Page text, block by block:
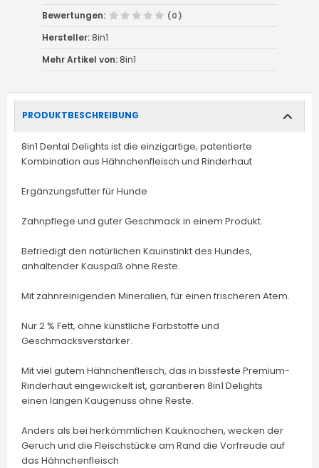
Bewertungen:
(0)
Hersteller: 8in1
Mehr Artikel von: 8in1
PRODUKTBESCHREIBUNG
8in1 Dental Delights ist die einzigartige, patentierte
Kombination aus Hähnchenfleisch und Rinderhaut
Ergänzungsfutter für Hunde
Zahnpflege und guter Geschmack in einem Produkt.
Befriedigt den natürlichen Kauinstinkt des Hundes,
anhaltender Kauspaß ohne Reste.
Mit zahnreinigenden Mineralien, für einen frischeren Atem.
Nur 2 % Fett, ohne künstliche Farbstoffe und
Geschmacksverstärker.
Mit viel gutem Hähnchenfleisch, das in bissfeste Premium-
Rinderhaut eingewickelt ist, garantieren 8in1 Delights
einen langen Kaugenuss ohne Reste.
Anders als bei herkömmlichen Kauknochen, wecken der
Geruch und die Fleischstücke am Rand die Vorfreude auf
das Hähnchenfleisch